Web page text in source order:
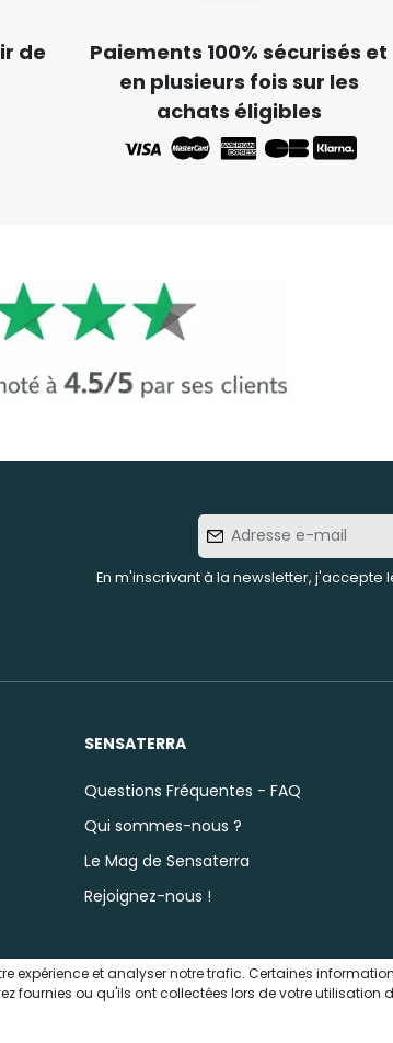
de
Paiements 100% sécurisés et
en plusieurs fois sur les
achats éligibles
Adresse
e-mail
En m'inscrivant à la newsletter, j'accepte
SENSATERRA
Questions Fréquentes - FAQ
Qui sommes-nous ?
Le Mag de Sensaterra
Rejoignez-nous !
expérience et analyser notre trafic. Certaines
fournies ou qu'ils ont collectées lors de votre utilisation